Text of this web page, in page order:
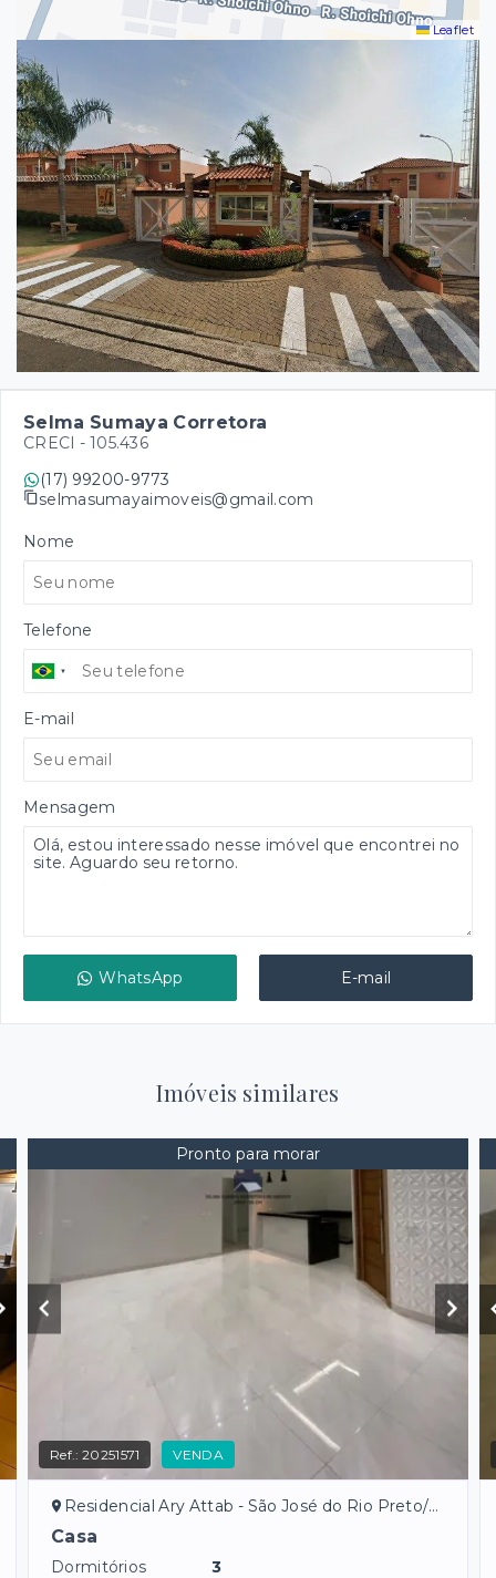
Leaflet
Selma Sumaya Corretora
CRECI - 105.436
(17) 99200-9773
selmasumayaimoveis@gmail.com
Nome
Telefone
E-mail
Mensagem
WhatsApp E-mail
Imóveis similares
Pronto para morar
Ref.:20251571 VENDA
Residencial Ary Attab - São José do Rio Preto/SP
Casa
Dormitórios
3